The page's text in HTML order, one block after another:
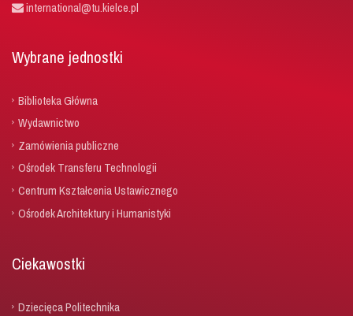
international@tu.kielce.pl
Wybrane jednostki
Biblioteka Główna
Wydawnictwo
Zamówienia publiczne
Ośrodek Transferu Technologii
Centrum Kształcenia Ustawicznego
Ośrodek Architektury i Humanistyki
Ciekawostki
Dziecięca Politechnika